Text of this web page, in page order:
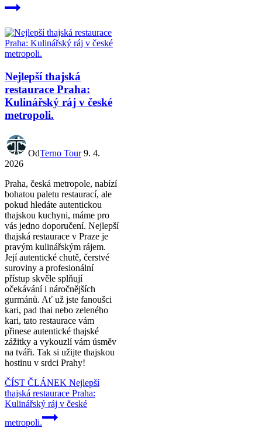
Nejlepší thajská
restaurace Praha:
Kulinářský ráj v české
metropoli.
OdTerno Tour 9. 4.
2026
Praha, česká metropole, nabízí
bohatou paletu restaurací, ale
pokud hledáte autentickou
thajskou kuchyni, máme pro
vás jedno doporučení. Nejlepší
thajská restaurace v Praze je
pravým kulinářským rájem.
Její autentické chutě, čerstvé
suroviny a profesionální
přístup skvěle splňují
očekávání i náročnějších
gurmánů. Ať už jste fanoušci
kari, pad thai nebo zeleného
kari, tato restaurace vám
přinese autentické thajské
zážitky a vykouzlí vám úsměv
na tváři. Tak si užijte thajskou
hostinu v srdci Prahy!
ČÍST ČLÁNEK Nejlepší
thajská restaurace Praha:
Kulinářský ráj v české
metropoli.